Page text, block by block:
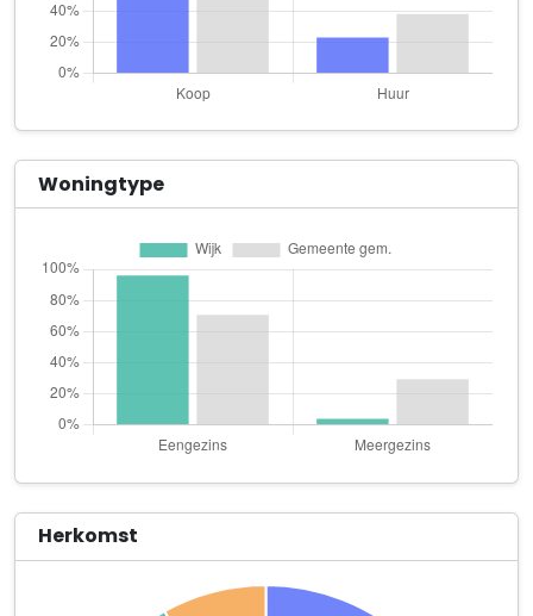
H&M Publishers
Donjonstraat 4
Padelsport International Holding B.V.
P.F. Brakel Holding B.V.
Donjonstraat 16
T’is wat het is B.V.
Engel de Merlestraat 22
Van Den Berg Elektra
Visual Perception
Kerkweg 2 c
BeIng Style
Woningtype
Herkomst